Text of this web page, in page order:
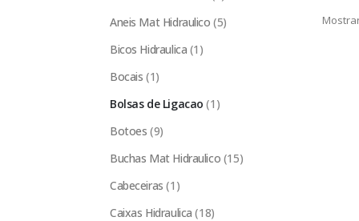
Aneis Mat Hidraulico (5)
Bicos Hidraulica (1)
Bocais (1)
Bolsas de Ligacao (1)
Botoes (9)
Buchas Mat Hidraulico (15)
Cabeceiras (1)
Caixas Hidraulica (18)